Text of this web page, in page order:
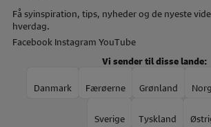
Få syinspiration, tips, nyheder og de nyeste
hverdag.
Facebook Instagram YouTube
Vi sender til disse lande:
Danmark Færøerne Grønland
Sverige Tyskland